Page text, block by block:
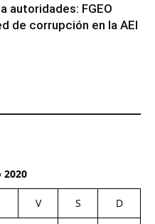
autoridades: FGEO
de corrupción en la AEI
V S D